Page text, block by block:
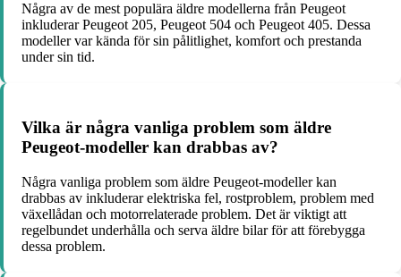
Några av de mest populära äldre modellerna från Peugeot
inkluderar Peugeot 205, Peugeot 504 och Peugeot 405. Dessa
modeller var kända för sin pålitlighet, komfort och prestanda
under sin tid.
Vilka är några vanliga problem som äldre
Peugeot-modeller kan drabbas av?
Några vanliga problem som äldre Peugeot-modeller kan
drabbas av inkluderar elektriska fel, rostproblem, problem med
växellådan och motorrelaterade problem. Det är viktigt att
regelbundet underhålla och serva äldre bilar för att förebygga
dessa problem.